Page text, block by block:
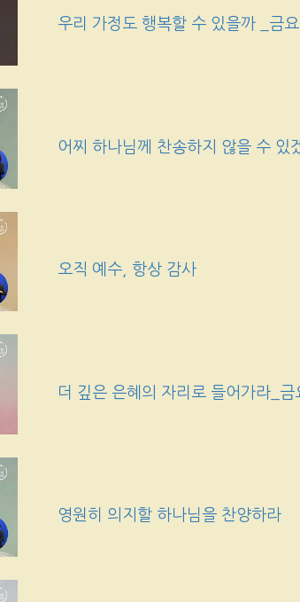
우리 가정도 행복할 수 있을까 _금
어찌 하나님께 찬송하지 않을 수 있
오직 예수, 항상 감사
더 깊은 은혜의 자리로 들어가라_금
영원히 의지할 하나님을 찬양하라